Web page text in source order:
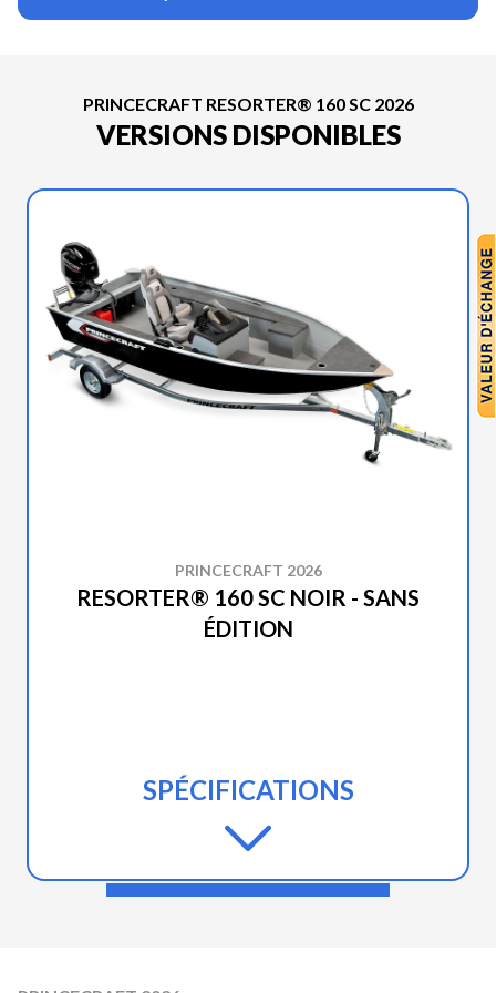
PRINCECRAFT RESORTER® 160 SC 2026
VERSIONS DISPONIBLES
PRINCECRAFT 2026
RESORTER® 160 SC NOIR - SANS
ÉDITION
SPÉCIFICATIONS